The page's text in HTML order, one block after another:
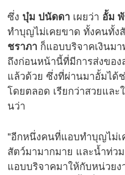
ซึ่ง บุ๋ม ปนัดดา เผยว่า อั้ม
ทำบุญไม่เคยขาด ทั้งคนทั้ง
ชราภา ก็แอบบริจาคเงินม
ถึงก่อนหน้านี้ที่มีการส่งขอ
แล้วด้วย ซึ่งที่ผ่านมาอั้มได้
โดยตลอด เรียกว่าสวยแล
นว่า
"อีกหนึ่งคนที่แอบทำบุญไม่
สัตว์มามากมาย และน้ำท่ว
แอบบริจาคมาให้กับหน่วย